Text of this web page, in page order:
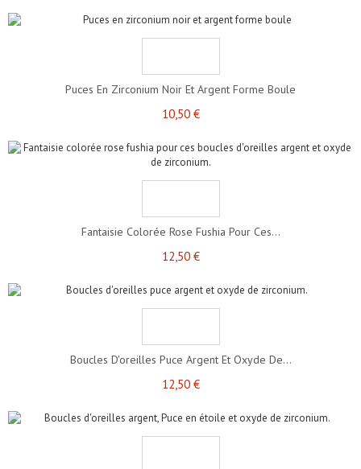
Puces En Zirconium Noir Et Argent Forme Boule
10,50 €
Fantaisie Colorée Rose Fushia Pour Ces...
12,50 €
Boucles D'oreilles Puce Argent Et Oxyde De...
12,50 €